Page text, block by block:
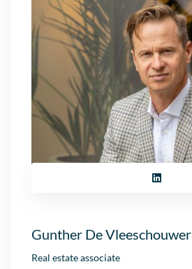
Gunther De Vleeschouwer
Real estate associate